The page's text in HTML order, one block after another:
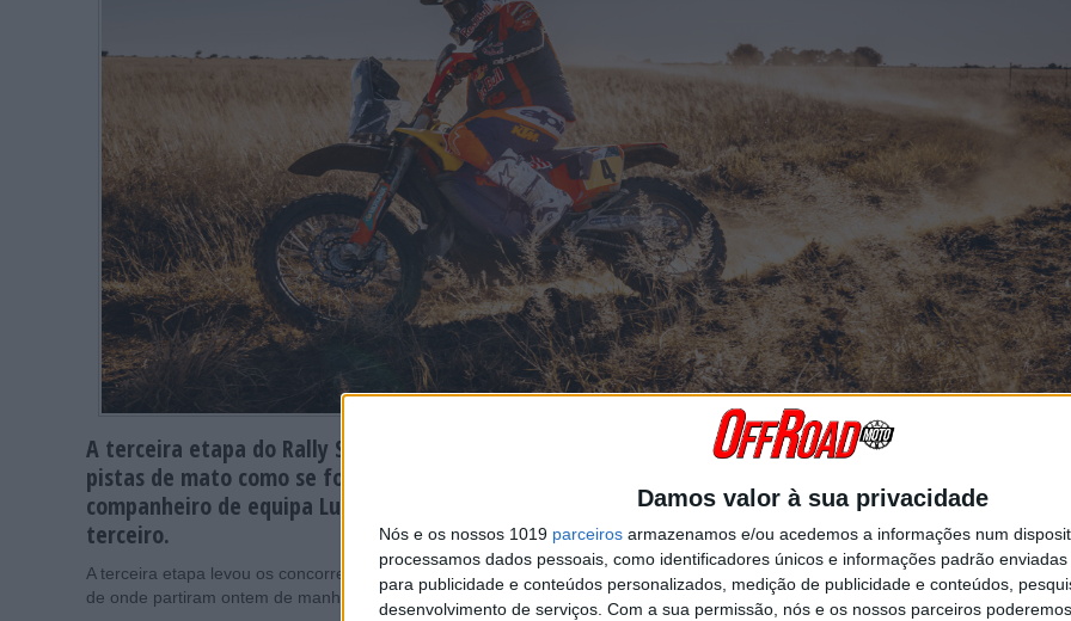
Damos valor à sua privacidade
Nós e os nossos 1019 parceiros armazenamos e/ou acedemos a informações num
processamos dados pessoais, como identificadores únicos e informações padrão
para publicidade e conteúdos personalizados, medição de publicidade e conteúdos,
desenvolvimento de serviços. Com a sua permissão, nós e os nossos parceiros
A terceira etapa do Rally Safari da África do Sul de 2025 viu Daniel Sanders (KTM) voltar a dominar as
pistas de mato como se fossem o seu próprio território, conquistando a vitória à frente do seu
companheiro de equipa Luciano Benavides, com Ross Branch, da Hero MotoSports, a completar o
terceiro.
A terceira etapa levou os concorrentes numa jornada de 518 km (incluindo 246 km ao cronómetro) de volta a Sun City, a sede da
de onde partiram ontem de manhã para duas longas etapas sob as regras da maratona.